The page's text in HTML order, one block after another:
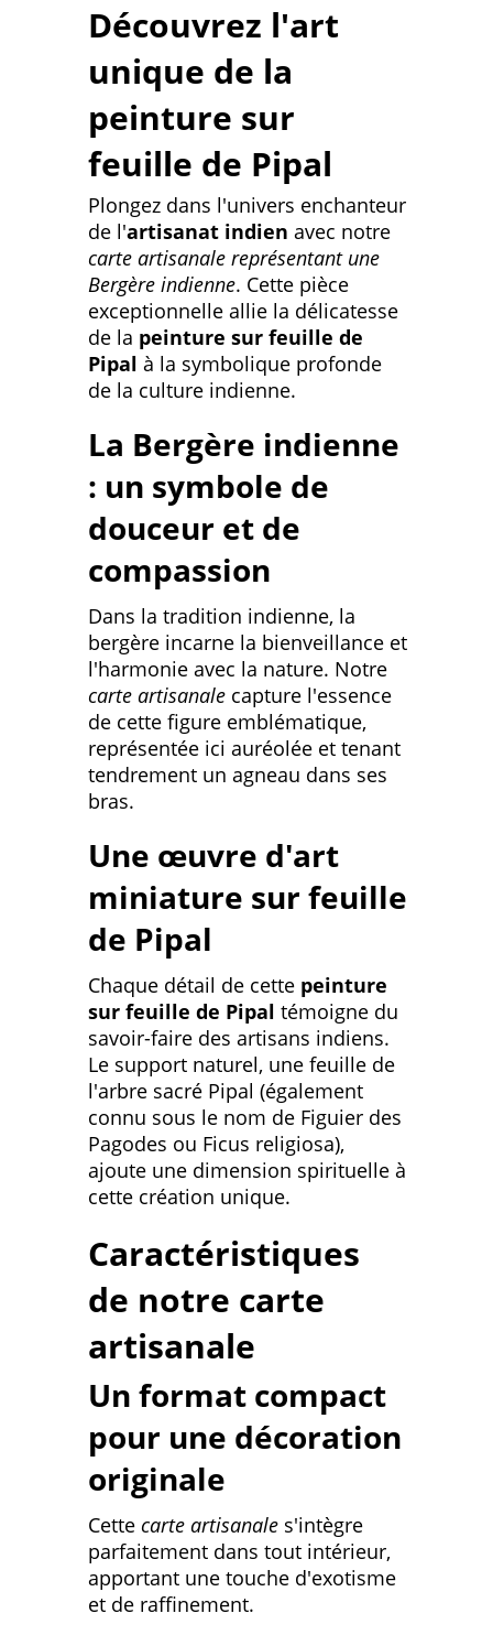
Découvrez l'art
unique de la
peinture sur
feuille de Pipal
Plongez dans l'univers enchanteur
de l'artisanat indien avec notre
carte artisanale représentant une
Bergère indienne. Cette pièce
exceptionnelle allie la délicatesse
de la peinture sur feuille de
Pipal à la symbolique profonde
de la culture indienne.
La Bergère indienne
: un symbole de
douceur et de
compassion
Dans la tradition indienne, la
bergère incarne la bienveillance et
l'harmonie avec la nature. Notre
carte artisanale capture l'essence
de cette figure emblématique,
représentée ici auréolée et tenant
tendrement un agneau dans ses
bras.
Une œuvre d'art
miniature sur feuille
de Pipal
Chaque détail de cette peinture
sur feuille de Pipal témoigne du
savoir-faire des artisans indiens.
Le support naturel, une feuille de
l'arbre sacré Pipal (également
connu sous le nom de Figuier des
Pagodes ou Ficus religiosa),
ajoute une dimension spirituelle à
cette création unique.
Caractéristiques
de notre carte
artisanale
Un format compact
pour une décoration
originale
Cette carte artisanale s'intègre
parfaitement dans tout intérieur,
apportant une touche d'exotisme
et de raffinement.